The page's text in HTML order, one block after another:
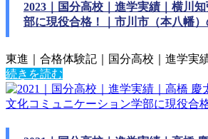
2023｜国分高校｜進学実績｜横川
部に現役合格！｜市川市（本八幡
東進｜合格体験記｜国分高校｜進学実
続きを読む